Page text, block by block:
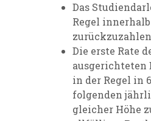
Das
Regel
Die erste Rate
ausgerichteten
in der Regel in
folgenden
gleicher Höhe